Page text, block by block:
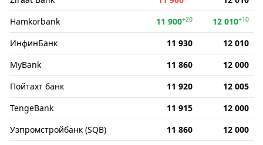
Hamkorbank
11 900+20 12 010+10
ИнфинБанк 11 930
12 010
MyBank
11 860
12 000
Пойтахт банк
11 920
12 005
TengeBank
11 915
12 000
Узпромстройбанк (SQB)
11 860
12 000